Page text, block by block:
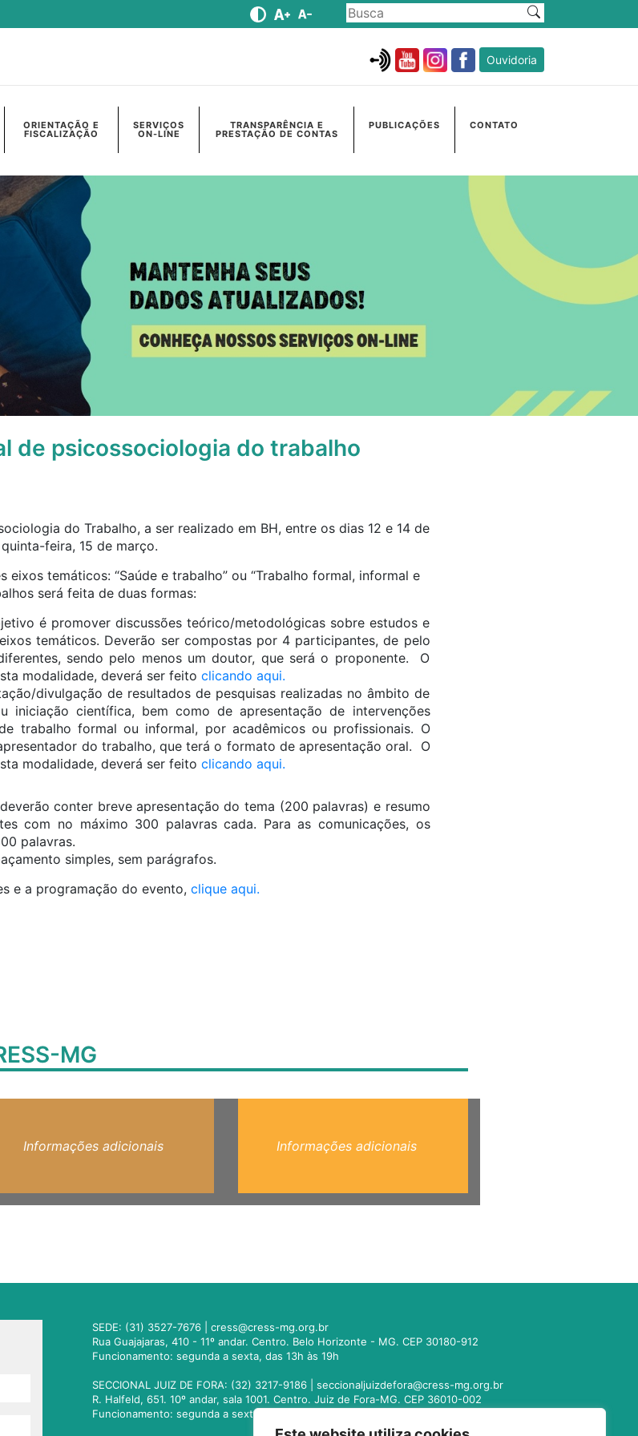
Ouvidoria
ORIENTAÇÃO E
FISCALIZAÇÃO
SERVIÇOS
ON-LINE
TRANSPARÊNCIA E
PRESTAÇÃO DE CONTAS
PUBLICAÇÕES CONTATO
de psicossociologia do trabalho
do Trabalho, a ser realizado em BH, entre os dias 12 e 14 de
feira, 15 de março.
eixos temáticos: “Saúde e trabalho” ou “Trabalho formal, informal e
será feita de duas formas:
é promover discussões teórico/metodológicas sobre estudos e
temáticos. Deverão ser compostas por 4 participantes, de pelo
sendo pelo menos um doutor, que será o proponente. O
modalidade, deverá ser feito clicando aqui.
divulgação de resultados de pesquisas realizadas no âmbito de
iniciação científica, bem como de apresentação de intervenções
trabalho formal ou informal, por acadêmicos ou profissionais. O
do trabalho, que terá o formato de apresentação oral. O
modalidade, deverá ser feito clicando aqui.
conter breve apresentação do tema (200 palavras) e resumo
com no máximo 300 palavras cada. Para as comunicações, os
palavras.
simples, sem parágrafos.
e a programação do evento, clique aqui.
MG
Informações adicionais Informações adicionais
SEDE: (31) 3527-7676 |cress@cress-mg.org.br
Rua Guajajaras, 410 - 11º andar. Centro. Belo Horizonte - MG. CEP 30180-912
Funcionamento: segunda a sexta, das 13h às 19h
SECCIONAL JUIZ DE FORA: (32) 3217-9186 |seccionaljuizdefora@cress-mg.org.br
R. Halfeld, 651. 10º andar, sala 1001. Centro. Juiz de Fora-MG. CEP 36010-002
Funcionamento: segunda a sexta, das 13h às 19h